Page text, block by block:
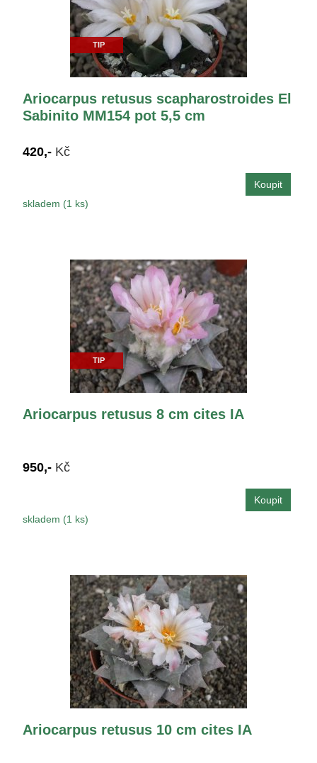
TIP
Ariocarpus retusus scapharostroides El
Sabinito MM154 pot 5,5 cm
420,- Kč
skladem (1 ks)
TIP
Ariocarpus retusus 8 cm cites IA
950,- Kč
skladem (1 ks)
Ariocarpus retusus 10 cm cites IA